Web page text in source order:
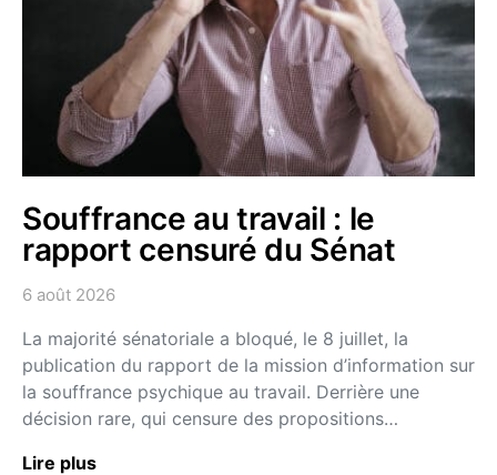
Souffrance au travail : le
rapport censuré du Sénat
6 août 2026
La majorité sénatoriale a bloqué, le 8 juillet, la
publication du rapport de la mission d’information sur
la souffrance psychique au travail. Derrière une
décision rare, qui censure des propositions…
Lire plus